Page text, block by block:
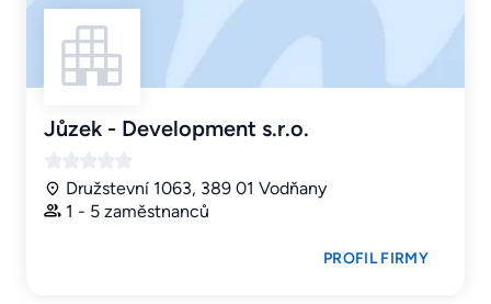
Jůzek - Development s.r.o.
Družstevní 1063, 389 01 Vodňany
1 - 5 zaměstnanců
PROFIL FIRMY